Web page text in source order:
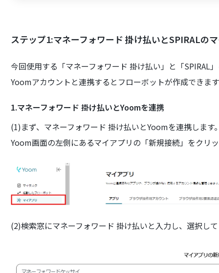
ステップ1:マネーフォワード 掛け払いとSPIRALの
今回使用する「マネーフォワード 掛け払い」と「SPIRAL
Yoomアカウントと連携するとフローボットが作成できま
1.マネーフォワード 掛け払いとYoomを連携
(1)まず、マネーフォワード 掛け払いとYoomを連携します
Yoom画面の左側にあるマイアプリの「新規接続」をクリ
(2)検索窓にマネーフォワード 掛け払いと入力し、選択し